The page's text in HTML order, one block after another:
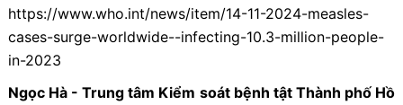
https://www.who.int/news/item/14-11-2024-measles-
cases-surge-worldwide--infecting-10.3-million-people-
in-2023
Ngọc Hà - Trung tâm Kiểm soát bệnh tật Thành phố Hồ